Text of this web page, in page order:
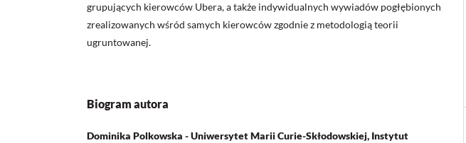
grupujących kierowców Ubera, a także indywidualnych wywiadów pogłębionych
zrealizowanych wśród samych kierowców zgodnie z metodologią teorii
ugruntowanej.
Biogram autora
Dominika Polkowska - Uniwersytet Marii Curie-Skłodowskiej, Instytut